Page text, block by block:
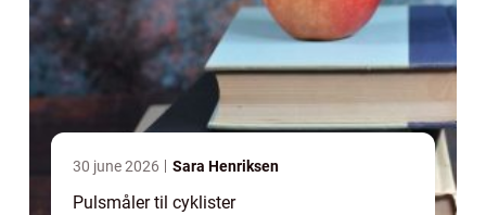
30 june 2026 Sara Henriksen
Pulsmåler til cyklister